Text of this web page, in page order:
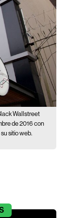
Wallstreet
de 2016 con
sitio web.